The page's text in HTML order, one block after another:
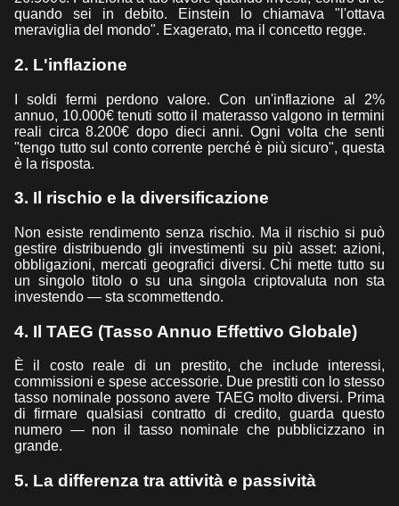
quando sei in debito. Einstein lo chiamava "l'ottava
meraviglia del mondo". Exagerato, ma il concetto regge.
2. L'inflazione
I soldi fermi perdono valore. Con un'inflazione al 2%
annuo, 10.000€ tenuti sotto il materasso valgono in termini
reali circa 8.200€ dopo dieci anni. Ogni volta che senti
"tengo tutto sul conto corrente perché è più sicuro", questa
è la risposta.
3. Il rischio e la diversificazione
Non esiste rendimento senza rischio. Ma il rischio si può
gestire distribuendo gli investimenti su più asset: azioni,
obbligazioni, mercati geografici diversi. Chi mette tutto su
un singolo titolo o su una singola criptovaluta non sta
investendo — sta scommettendo.
4. Il TAEG (Tasso Annuo Effettivo Globale)
È il costo reale di un prestito, che include interessi,
commissioni e spese accessorie. Due prestiti con lo stesso
tasso nominale possono avere TAEG molto diversi. Prima
di firmare qualsiasi contratto di credito, guarda questo
numero — non il tasso nominale che pubblicizzano in
grande.
5. La differenza tra attività e passività